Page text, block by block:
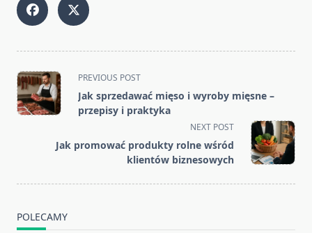
<span
class="nav-
subtitle
PREVIOUS POST
Jak sprzedawać mięso i wyroby mięsne –
przepisy i praktyka
NEXT POST
Jak promować produkty rolne wśród
klientów biznesowych
POLECAMY